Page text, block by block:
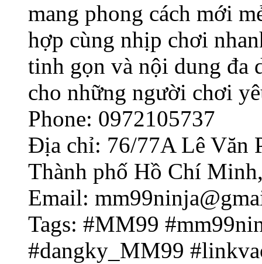
mang phong cách mới
hợp cùng nhịp chơi
tinh gọn và nội dung đa
cho những người chơi
Phone: 0972105737
Địa chỉ: 76/77A Lê Văn
Thành phố Hồ Chí
Email:
Tags: #MM99
#dangky_MM99